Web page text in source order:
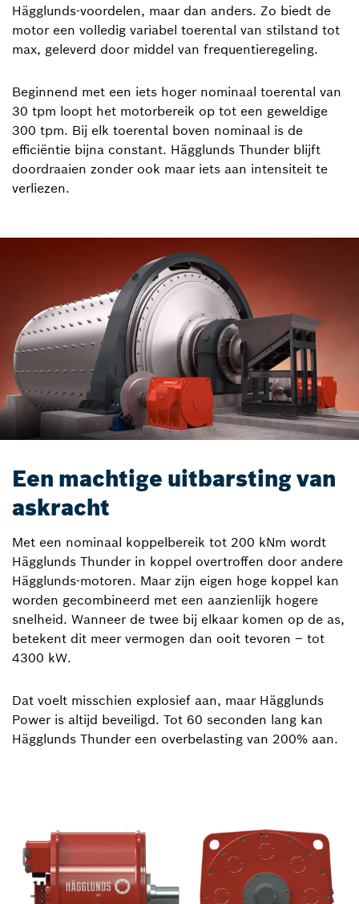
Hägglunds-voordelen, maar dan anders. Zo biedt de
motor een volledig variabel toerental van stilstand tot
max, geleverd door middel van frequentieregeling.
Beginnend met een iets hoger nominaal toerental van
30 tpm loopt het motorbereik op tot een geweldige
300 tpm. Bij elk toerental boven nominaal is de
efficiëntie bijna constant. Hägglunds Thunder blijft
doordraaien zonder ook maar iets aan intensiteit te
verliezen.
Een machtige uitbarsting van
askracht
Met een nominaal koppelbereik tot 200 kNm wordt
Hägglunds Thunder in koppel overtroffen door andere
Hägglunds-motoren. Maar zijn eigen hoge koppel kan
worden gecombineerd met een aanzienlijk hogere
snelheid. Wanneer de twee bij elkaar komen op de as,
betekent dit meer vermogen dan ooit tevoren – tot
4300 kW.
Dat voelt misschien explosief aan, maar Hägglunds
Power is altijd beveiligd. Tot 60 seconden lang kan
Hägglunds Thunder een overbelasting van 200% aan.